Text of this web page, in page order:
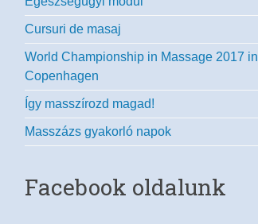
Cursuri de masaj
World Championship in Massage 2017 in
Copenhagen
Így masszírozd magad!
Masszázs gyakorló napok
Facebook oldalunk